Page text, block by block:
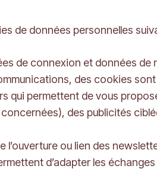
de données personnelles
de connexion et données de
des cookies
qui permettent de vous
des publicités
ou lien des
d’adapter les